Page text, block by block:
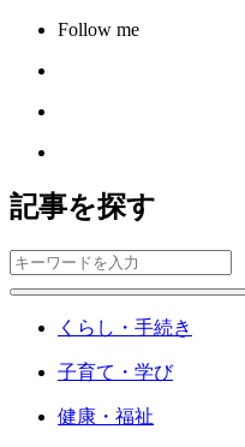
Follow me
記事を探す
くらし・手続き
子育て・学び
健康・福祉